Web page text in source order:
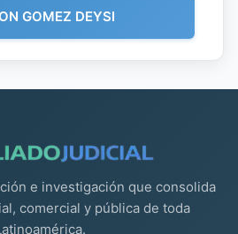
GOMEZ DEYSI
e investigación que consolida
comercial y pública de toda